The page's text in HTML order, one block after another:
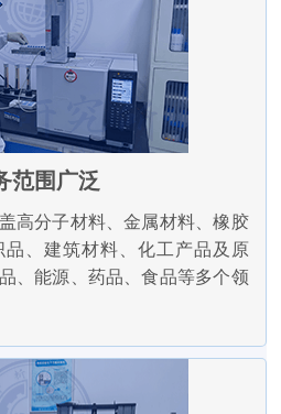
范围广泛
高分子材料、金属材料、橡胶
、建筑材料、化工产品及原
、能源、药品、食品等多个领